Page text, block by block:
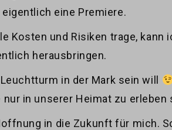
eine Premiere.
Kosten und Risiken trage, kann
herausbringen.
in der Mark sein will
in unserer Heimat zu erleben
in die Zukunft für mich.